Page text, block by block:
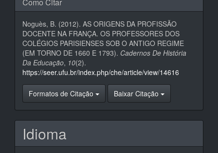
Noguès, B. (2012). AS ORIGENS DA PROFISSÃO
DOCENTE NA FRANÇA. OS PROFESSORES DOS
COLÉGIOS PARISIENSES SOB O ANTIGO REGIME
(EM TORNO DE 1660 E 1793). Cadernos De História
Da Educação, 10(2).
https://seer.ufu.br/index.php/che/article/view/14616
Formatos de Citação Baixar Citação
Idioma